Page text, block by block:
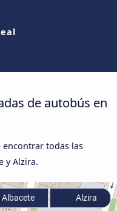
de autobús en
encontrar todas las
y Alzira.
Albacete Alzira